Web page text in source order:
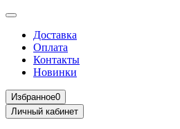
Доставка
Оплата
Контакты
Новинки
Избранное0
Личный кабинет